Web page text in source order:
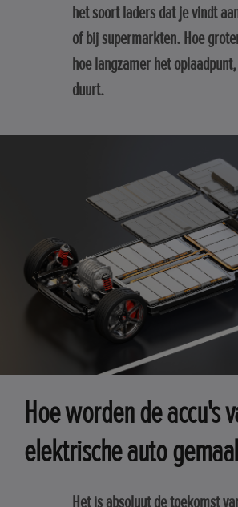
het soort laders dat je vindt
of bij supermarkten. Hoe
hoe langzamer het
duurt.
Hoe worden de accu's
elektrische auto
Het is absoluut de toekomst